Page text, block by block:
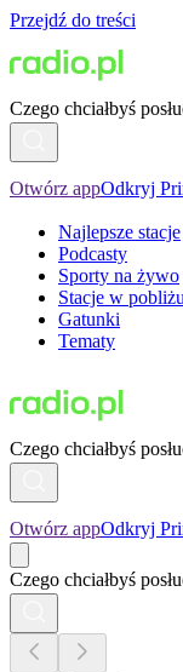
Przejdź do treści
Czego chciałbyś
Otwórz appOdkryj
Najlepsze stacje
Podcasty
Sporty na żywo
Stacje w pobliżu
Gatunki
Tematy
Czego chciałbyś
Otwórz appOdkryj
Czego chciałbyś